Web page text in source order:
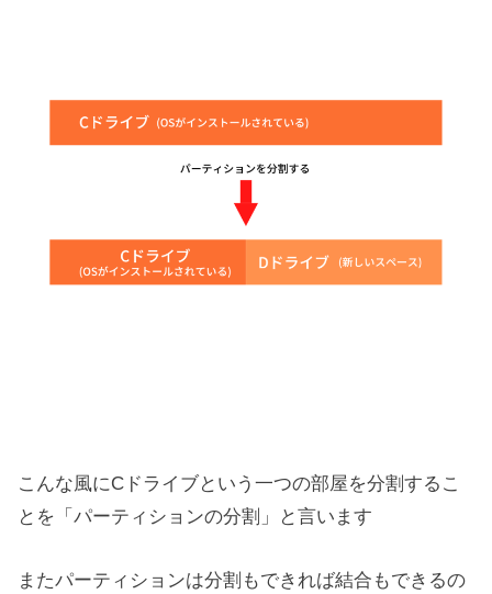
こんな風にCドライブという一つの部屋を分割するこ
とを「パーティションの分割」と言います
またパーティションは分割もできれば結合もできるの